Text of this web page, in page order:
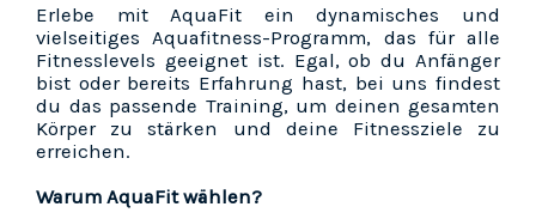
Erlebe mit AquaFit ein dynamisches und
vielseitiges Aquafitness-Programm, das für alle
Fitnesslevels geeignet ist. Egal, ob du Anfänger
bist oder bereits Erfahrung hast, bei uns findest
du das passende Training, um deinen gesamten
Körper zu stärken und deine Fitnessziele zu
erreichen.
Warum AquaFit wählen?